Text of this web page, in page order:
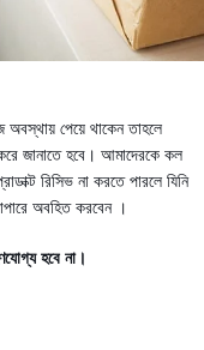
অবস্থায় পেয়ে থাকেন তাহলে
জানাতে হবে। আমাদেরকে কল
রিসিভ না করতে পারলে যিনি
অবহিত করবেন ।
হবে না।